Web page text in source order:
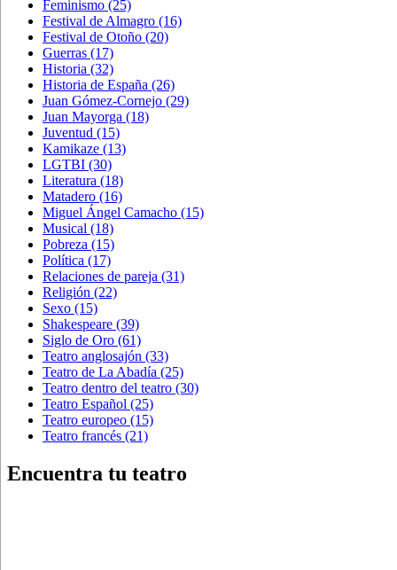
Feminismo (25)
Festival de Almagro (16)
Festival de Otoño (20)
Guerras (17)
Historia (32)
Historia de España (26)
Juan Gómez-Cornejo (29)
Juan Mayorga (18)
Juventud (15)
Kamikaze (13)
LGTBI (30)
Literatura (18)
Matadero (16)
Miguel Ángel Camacho (15)
Musical (18)
Pobreza (15)
Política (17)
Relaciones de pareja (31)
Religión (22)
Sexo (15)
Shakespeare (39)
Siglo de Oro (61)
Teatro anglosajón (33)
Teatro de La Abadía (25)
Teatro dentro del teatro (30)
Teatro Español (25)
Teatro europeo (15)
Teatro francés (21)
Encuentra tu teatro